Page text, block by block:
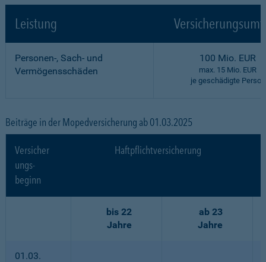
Leistung
Personen-, Sach- und
Vermögensschäden
100 Mio. EUR
max. 15 Mio. EUR
je geschädigte Person
Beiträge in der Mopedversicherung ab 01.03.2025
Versicher
ungs-
beginn
Haftpflichtversicherung
bis 22
Jahre
ab 23
Jahre
01.03.